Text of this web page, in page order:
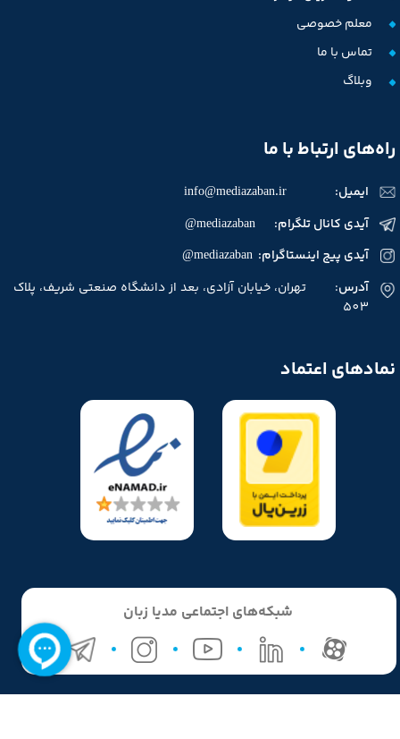
نمادهای اعتماد
معلم خصوصی
تماس با ما
وبلاگ
راه‌های ارتباط با ما
ایمیل: info@mediazaban.ir
آدرس: تهران، خیابان آزادی، بعد از دانشگاه صنعتی شریف، پلاک
503
آیدی کانال تلگرام: mediazaban@
آیدی پیج اینستاگرام: mediazaban@
شبکه‌های اجتماعی مدیا زبان